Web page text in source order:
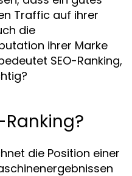
Traffic auf ihrer
die
ihrer Marke
SEO-Ranking,
Ranking?
die Position einer